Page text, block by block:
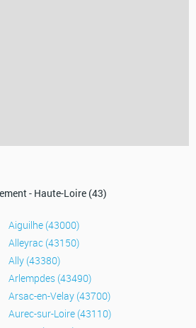
- Haute-Loire (43)
Aiguilhe (43000)
Alleyrac (43150)
Ally (43380)
Arlempdes (43490)
Arsac-en-Velay (43700)
Aurec-sur-Loire (43110)